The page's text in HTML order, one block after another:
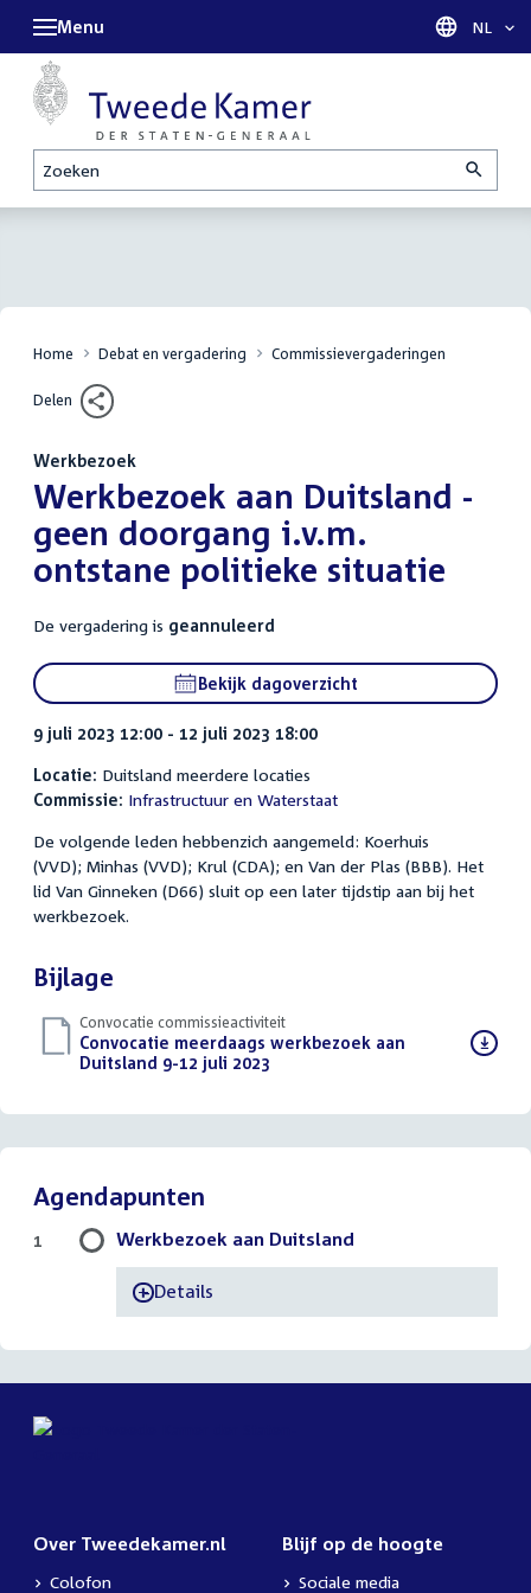
Zoeken
Menu Taal
NL
Home Debat en vergadering Commissievergaderingen
Delen
Werkbezoek
:Werkbezoek aan Duitsland -
geen doorgang i.v.m.
ontstane politieke situatie
De vergadering is geannuleerd
Bekijk dagoverzicht
9 juli 2023 12:00 - 12 juli 2023 18:00
Locatie: Duitsland meerdere locaties
Commissie: Infrastructuur en Waterstaat
De volgende leden hebbenzich aangemeld: Koerhuis
(VVD); Minhas (VVD); Krul (CDA); en Van der Plas (BBB). Het
lid Van Ginneken (D66) sluit op een later tijdstip aan bij het
werkbezoek.
Bijlage
Convocatie commissieactiviteit
Download
bestand:
Convocatie meerdaags werkbezoek aan
Duitsland 9-12 juli 2023
Agendapunten
Werkbezoek aan Duitsland
-Details
1
Over Tweedekamer.nl
Colofon
Blijf op de hoogte
Sociale media